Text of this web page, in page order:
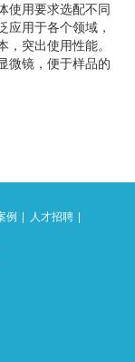
使用要求选配不同
应用于各个领域，
突出使用性能。
微镜，便于样品的
例
人才招聘